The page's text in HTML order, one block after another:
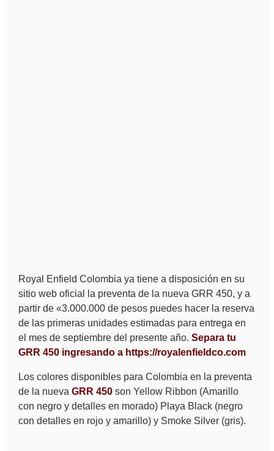
Royal Enfield Colombia ya tiene a disposición en su
sitio web oficial la preventa de la nueva GRR 450, y a
partir de «3.000.000 de pesos puedes hacer la reserva
de las primeras unidades estimadas para entrega en
el mes de septiembre del presente año. Separa tu
GRR 450 ingresando a https://royalenfieldco.com
Los colores disponibles para Colombia en la preventa
de la nueva GRR 450son Yellow Ribbon (Amarillo
con negro y detalles en morado) Playa Black (negro
con detalles en rojo y amarillo) y Smoke Silver (gris).